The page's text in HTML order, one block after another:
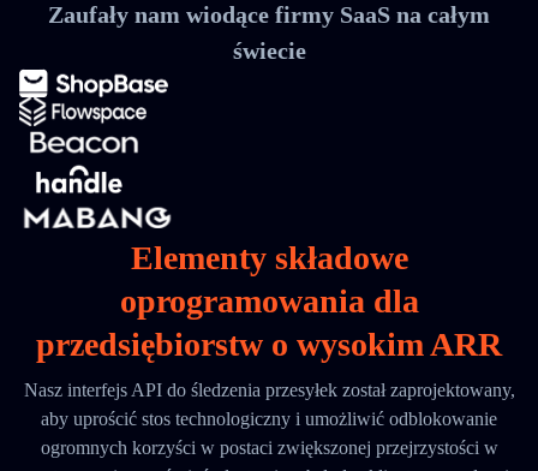
Zaufały nam wiodące firmy SaaS na całym
świecie
Elementy składowe
oprogramowania dla
przedsiębiorstw o wysokim ARR
Nasz interfejs API do śledzenia przesyłek został zaprojektowany,
aby uprościć stos technologiczny i umożliwić odblokowanie
ogromnych korzyści w postaci zwiększonej przejrzystości w